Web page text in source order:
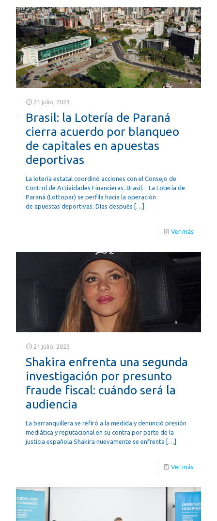
21 julio, 2023
Brasil: la Lotería de Paraná
cierra acuerdo por blanqueo
de capitales en apuestas
deportivas
La lotería estatal coordinó acciones con el Consejo de
Control de Actividades Financieras. Brasil.- La Lotería de
Paraná (Lottopar) se perfila hacia la operación
de apuestas deportivas. Días después […]
Ver más
21 julio, 2023
Shakira enfrenta una segunda
investigación por presunto
fraude fiscal: cuándo será la
audiencia
La barranquillera se refiró a la medida y denunció presión
mediática y reputacional en su contra por parte de la
justicia española Shakira nuevamente se enfrenta […]
Ver más